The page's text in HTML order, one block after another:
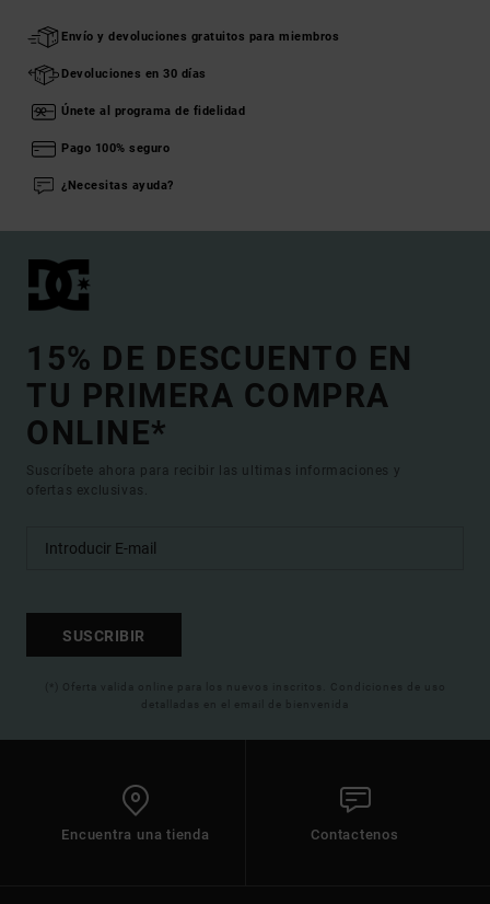
Envío y devoluciones gratuitos para miembros
Devoluciones en 30 días
Únete al programa de fidelidad
Pago 100% seguro
¿Necesitas ayuda?
15% DE DESCUENTO EN
TU PRIMERA COMPRA
ONLINE*
Suscríbete ahora para recibir las ultimas informaciones y
ofertas exclusivas.
SUSCRIBIR
(*) Oferta valida online para los nuevos inscritos. Condiciones de uso
detalladas en el email de bienvenida
Encuentra una tienda Contactenos